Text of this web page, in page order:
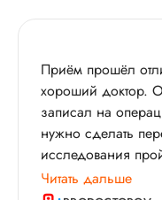
Приём прошёл
хороший доктор.
записал на
нужно сделать
исследования
результатами МРТ
Читать дальше